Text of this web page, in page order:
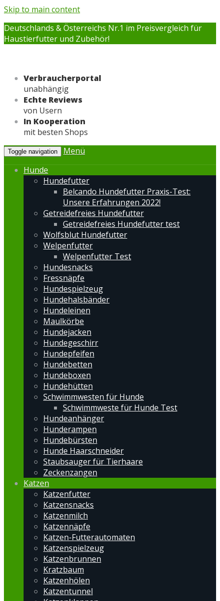
Skip to main content
Deutschlands & Österreichs Nr.1 im Preisvergleich für
Haustierfutter und Zubehör!
Verbraucherportal
unabhängig
Echte Reviews
von Usern
In Kooperation
mit besten Shops
Toggle navigation
Menü
Hunde
Hundefutter
Belcando Hundefutter Praxis-Test:
Unsere Erfahrungen 2022!
Getreidefreies Hundefutter
Getreidefreies Hundefutter test
Wolfsblut Hundefutter
Welpenfutter
Welpenfutter Test
Hundesnacks
Fressnäpfe
Hundespielzeug
Hundehalsbänder
Hundeleinen
Maulkörbe
Hundejacken
Hundegeschirr
Hundepfeifen
Hundebetten
Hundeboxen
Hundehütten
Schwimmwesten für Hunde
Schwimmweste für Hunde Test
Hundeanhänger
Hunderampen
Hundebürsten
Hunde Haarschneider
Staubsauger für Tierhaare
Zeckenzangen
Katzen
Katzenfutter
Katzensnacks
Katzenmilch
Katzennäpfe
Katzen-Futterautomaten
Katzenspielzeug
Katzenbrunnen
Kratzbaum
Katzenhölen
Katzentunnel